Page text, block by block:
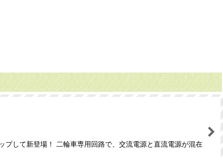
して新登場！ 二輪車専用回路で、交流電源と直流電源が混在